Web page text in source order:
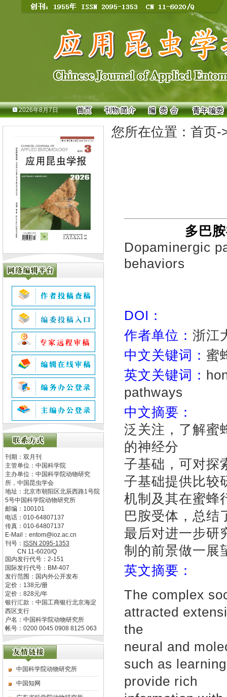
2026年8月7日
刊期：双月刊
主管单位： 中国科学院
主办单位： 中国科学院动物研究
所，中国昆虫学会
地址： 北京市朝阳区北辰西路1号院
5号中国科学院动物研究所
邮编： 100101
电话： 010-64807137
传真： 010-64807137
E-Mail： entom@ioz.ac.cn
刊号： ISSN 2095-1353
CN 11-6020/Q
国内发行代号： 2-151
国际发行代号： BM-407
发行范围：国内外公开发布
定价： 138元/册
定价： 828元/年
银行汇款：中国工商银行北京海淀
西区支行
户名：中国科学院动物研究所
帐号：0200 0045 0908 8125 063
中国科学院动物研究所
中国知网
您所在位置： 首页-
多巴
Dopaminergic
behaviors
DOI：
作者单位： 浙江
中文关键词： 蜜
英文关键词：
pathways
中文摘要：
泛关注，了解蜜
的神经分
子基础，可对探
子基础提供比较
机制及其在蜜蜂
巴胺受体，总结
最后对进一步研
制的前景做一展
英文摘要：
The complex
attracted
the
neural and
such as
provide rich